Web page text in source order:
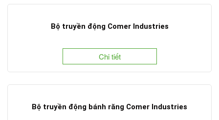
Bộ truyền động Comer Industries
Chi tiết
Bộ truyền động bánh răng Comer Industries